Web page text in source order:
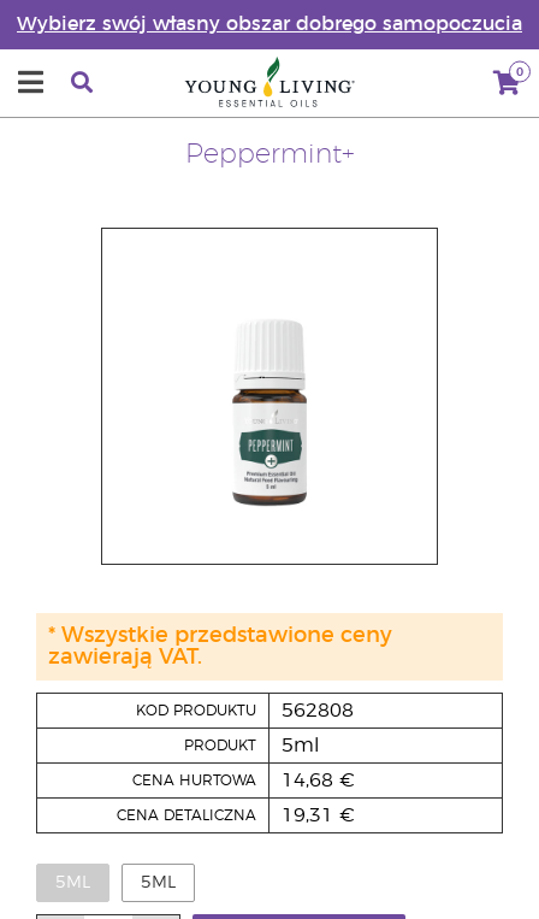
Wybierz swój własny obszar dobrego samopoczucia
0
Peppermint+
KOD PRODUKTU 562808
PRODUKT 5ml
CENA HURTOWA 14,68 €
CENA DETALICZNA 19,31 €
5ML 5ML
* Wszystkie przedstawione ceny
zawierają VAT.